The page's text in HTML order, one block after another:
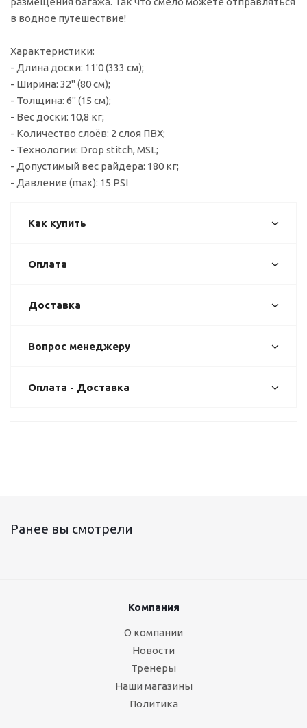
в водное путешествие!
Характеристики:
- Длина доски: 11'0 (333 см);
- Ширина: 32" (80 см);
- Толщина: 6" (15 см);
- Вес доски: 10,8 кг;
- Количество слоёв: 2 слоя ПВХ;
- Технологии: Drop stitch, MSL;
- Допустимый вес райдера: 180 кг;
- Давление (max): 15 PSI
Как купить
Оплата
Доставка
Вопрос менеджеру
Оплата - Доставка
Ранее вы смотрели
Компания
О компании
Новости
Тренеры
Наши магазины
Политика